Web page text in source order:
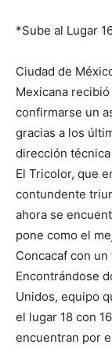
*Sube al Lugar
Ciudad de
Mexicana
confirmarse un
gracias a los
dirección
El Tricolor, que
contundente
ahora se
pone como el
Concacaf con
Encontrándose
Unidos, equipo
el lugar 18 con
encuentran por